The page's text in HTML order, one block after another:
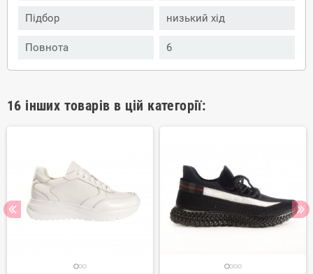
Підбор низький хід
Повнота 6
16 інших товарів в цій категорії: